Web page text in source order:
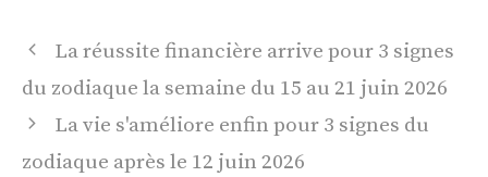
Navigation
des
La réussite financière arrive pour 3 signes
du zodiaque la semaine du 15 au 21 juin 2026
La vie s'améliore enfin pour 3 signes du
zodiaque après le 12 juin 2026